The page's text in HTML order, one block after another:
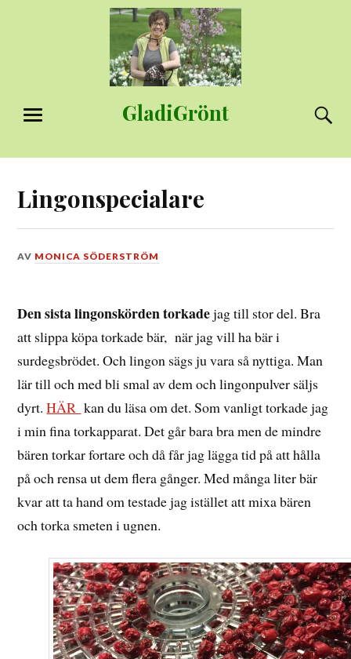
GladiGrönt
MENY
Lingonspecialare
DEN
2016
AV MONICA SÖDERSTRÖM
Den sista lingonskörden torkadejag till stor del. Bra
att slippa köpa torkade bär, när jag vill ha bär i
surdegsbrödet. Och lingon sägs ju vara så nyttiga. Man
lär till och med bli smal av dem och lingonpulver säljs
dyrt.HÄR kan du läsa om det. Som vanligt torkade jag
i min fina torkapparat. Det går bara bra men de mindre
bären torkar fortare och då får jag lägga tid på att hålla
på och rensa ut dem flera gånger. Med många liter bär
kvar att ta hand om testade jag istället att mixa bären
och torka smeten i ugnen.